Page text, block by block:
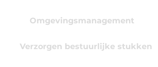
Omgevingsmanagement
Verzorgen bestuurlijke stukken